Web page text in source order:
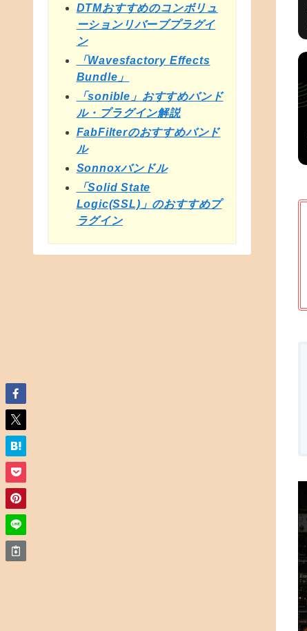
DTMおすすめのコンボリュ
ーションリバーブプラグイ
ン
「Wavesfactory Effects
Bundle」
「sonible」おすすめバンド
ル・プラグイン解説
FabFilterのおすすめバンド
ル
Sonnoxバンドル
「Solid State
Logic(SSL)」のおすすめプ
ラグイン